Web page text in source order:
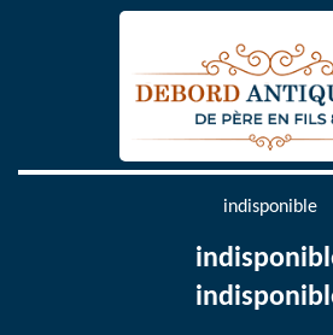
indisponible